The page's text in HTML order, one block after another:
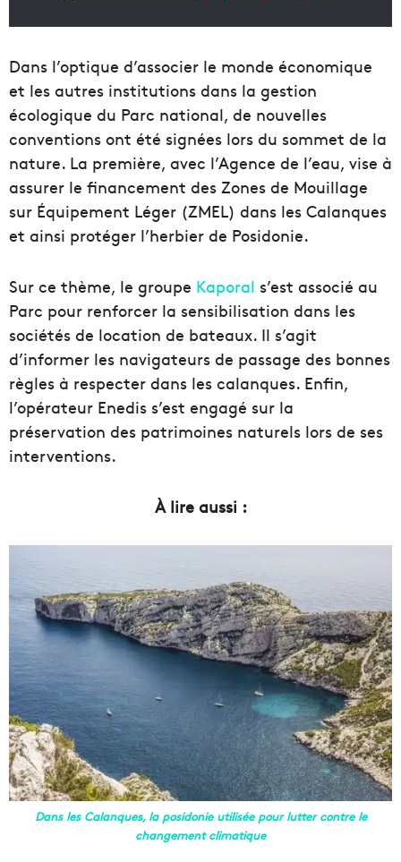
Dans l’optique d’associer le monde économique
et les autres institutions dans la gestion
écologique du Parc national, de nouvelles
conventions ont été signées lors du sommet de la
nature. La première, avec l’Agence de l’eau, vise à
assurer le financement des Zones de Mouillage
sur Équipement Léger (ZMEL) dans les Calanques
et ainsi protéger l’herbier de Posidonie.
Sur ce thème, le groupe Kaporal s’est associé au
Parc pour renforcer la sensibilisation dans les
sociétés de location de bateaux. Il s’agit
d’informer les navigateurs de passage des bonnes
règles à respecter dans les calanques. Enfin,
l’opérateur Enedis s’est engagé sur la
préservation des patrimoines naturels lors de ses
interventions.
À lire aussi :
Dans les Calanques, la posidonie utilisée pour lutter contre le
changement climatique